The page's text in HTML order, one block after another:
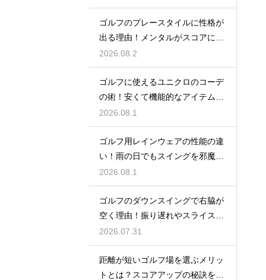
ゴルフのプレースタイルに性格が
出る理由！メンタルがスコアに直
結するから
2026.08.2
ゴルフに使えるユニクロのコーデ
の術！安くて機能的なアイテムで
おしゃれに
2026.08.1
ゴルフ用レインウェアの性能の違
い！雨の日でもスイングを邪魔し
ない選び方
2026.08.1
ゴルフのダウンスイングで右脇が
空く理由！振り遅れやスライスを
防ぐ改善
2026.07.31
距離が短いゴルフ場を選ぶメリッ
トとは？スコアアップの秘訣を公